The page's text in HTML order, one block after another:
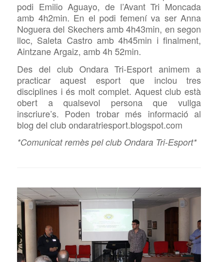
podi Emilio Aguayo, de l’Avant Tri Moncada
amb 4h2min. En el podi femení va ser Anna
Noguera del Skechers amb 4h43min, en segon
lloc, Saleta Castro amb 4h45min i finalment,
Aintzane Argaiz, amb 4h 52min.
Des del club Ondara Tri-Esport animem a
practicar aquest esport que inclou tres
disciplines i és molt complet. Aquest club està
obert a qualsevol persona que vullga
inscriure’s. Poden trobar més informació al
blog del club ondaratriesport.blogspot.com
*Comunicat remès pel club Ondara Tri-Esport*